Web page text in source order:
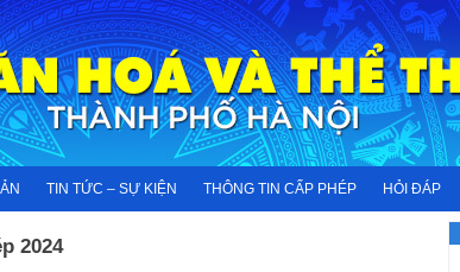
TIN TỨC – SỰ KIỆN THÔNG TIN CẤP PHÉP HỎI ĐÁP
2024